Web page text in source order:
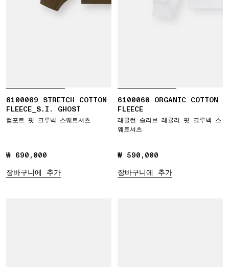
6100069 STRETCH COTTON
FLEECE_S.I. GHOST
컴포트 핏 크루넥 스웨트셔츠
₩ 690,000
₩ 690,000
장바구니에 추가
6100060 ORGANIC COTTON
FLEECE
래글런 슬리브 레귤러 핏 크루넥 스
웨트셔츠
₩ 590,000
₩ 590,000
장바구니에 추가